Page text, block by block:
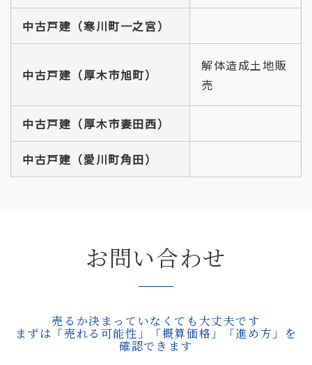
中古戸建（寒川町一之宮）
中古戸建（厚木市旭町）
解体造成土地販
売
中古戸建（厚木市妻田西）
中古戸建（愛川町角田）
お問い合わせ
売るか決まっていなくても大丈夫です
まずは「売れる可能性」「概算価格」「進め方」を
確認できます